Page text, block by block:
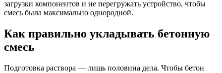
загрузки компонентов и не перегружать устройство, чтобы
смесь была максимально однородной.
Как правильно укладывать бетонную
смесь
Подготовка раствора — лишь половина дела. Чтобы бетон